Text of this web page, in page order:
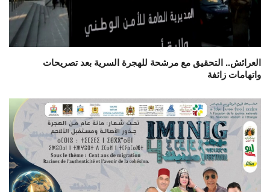
العرائش.. التحقيق مع مرشحة للهجرة السرية بعد تصريحات
واتهامات زائفة